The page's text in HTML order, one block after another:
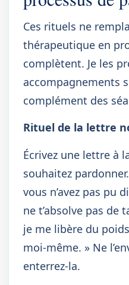
Ces rituels ne
thérapeutique en
complètent. Je les
accompagnements
complément des
Rituel de la lettre
Écrivez une lettre à
souhaitez
vous n’avez pas pu
ne t’absolve pas de
je me libère du
moi-même. » Ne
enterrez-la.